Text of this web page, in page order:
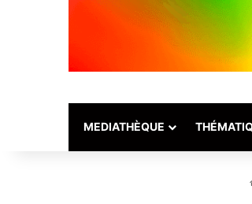
MEDIATHÈQUE